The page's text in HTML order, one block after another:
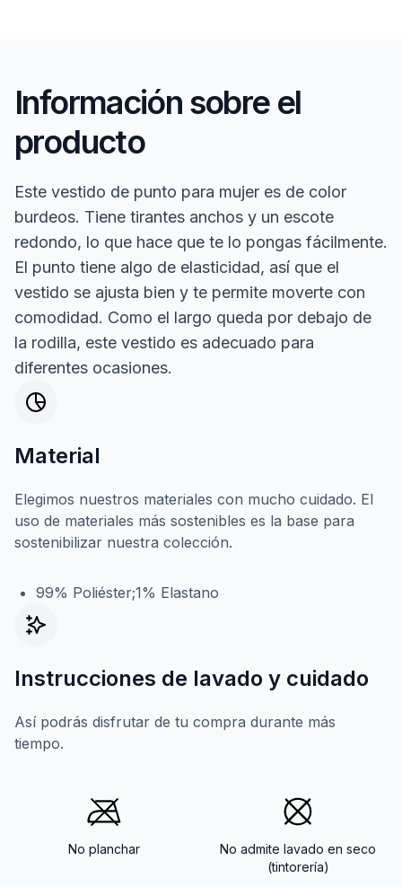
Información sobre el
producto
Este vestido de punto para mujer es de color
burdeos. Tiene tirantes anchos y un escote
redondo, lo que hace que te lo pongas fácilmente.
El punto tiene algo de elasticidad, así que el
vestido se ajusta bien y te permite moverte con
comodidad. Como el largo queda por debajo de
la rodilla, este vestido es adecuado para
diferentes ocasiones.
Material
Elegimos nuestros materiales con mucho cuidado. El
uso de materiales más sostenibles es la base para
sostenibilizar nuestra colección.
99% Poliéster;1% Elastano
Instrucciones de lavado y cuidado
Así podrás disfrutar de tu compra durante más
tiempo.
No planchar
No admite lavado en seco
(tintorería)